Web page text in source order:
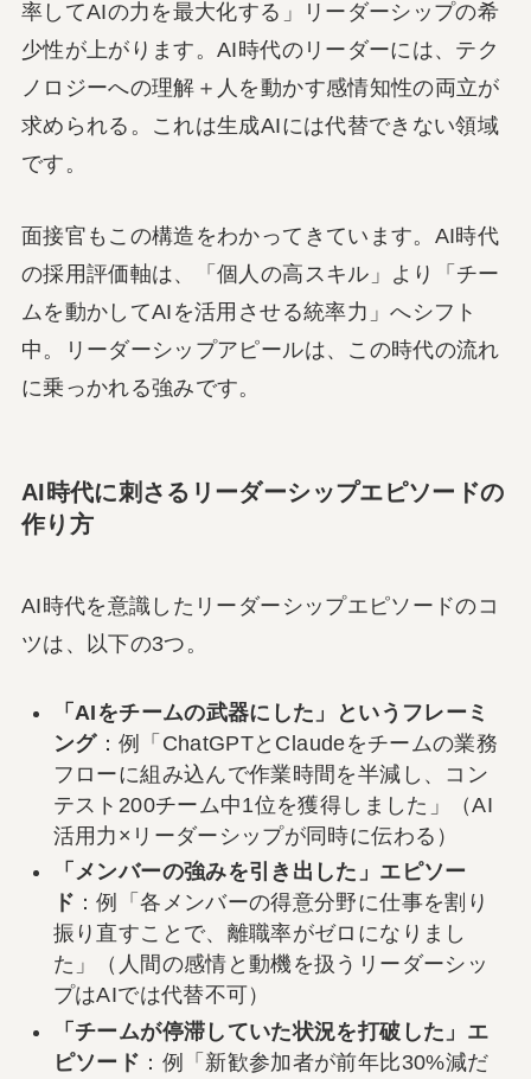
率してAIの力を最大化する」リーダーシップの希
少性が上がります。AI時代のリーダーには、テク
ノロジーへの理解＋人を動かす感情知性の両立が
求められる。これは生成AIには代替できない領域
です。
面接官もこの構造をわかってきています。AI時代
の採用評価軸は、「個人の高スキル」より「チー
ムを動かしてAIを活用させる統率力」へシフト
中。リーダーシップアピールは、この時代の流れ
に乗っかれる強みです。
AI時代に刺さるリーダーシップエピソードの
作り方
AI時代を意識したリーダーシップエピソードのコ
ツは、以下の3つ。
「AIをチームの武器にした」というフレーミ
ング：例「ChatGPTとClaudeをチームの業務
フローに組み込んで作業時間を半減し、コン
テスト200チーム中1位を獲得しました」（AI
活用力×リーダーシップが同時に伝わる）
「メンバーの強みを引き出した」エピソー
ド ：例「各メンバーの得意分野に仕事を割り
振り直すことで、離職率がゼロになりまし
た」（人間の感情と動機を扱うリーダーシッ
プはAIでは代替不可）
「チームが停滞していた状況を打破した」エ
ピソード ：例「新歓参加者が前年比30%減だ